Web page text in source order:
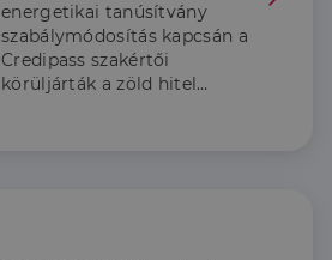
energetikai tanúsítvány
szabálymódosítás kapcsán a
Credipass szakértői
körüljárták a zöld hitel